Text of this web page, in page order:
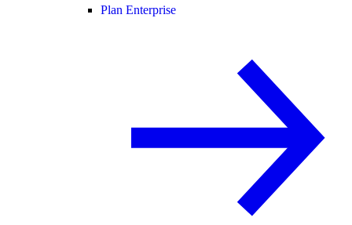
Plan Enterprise